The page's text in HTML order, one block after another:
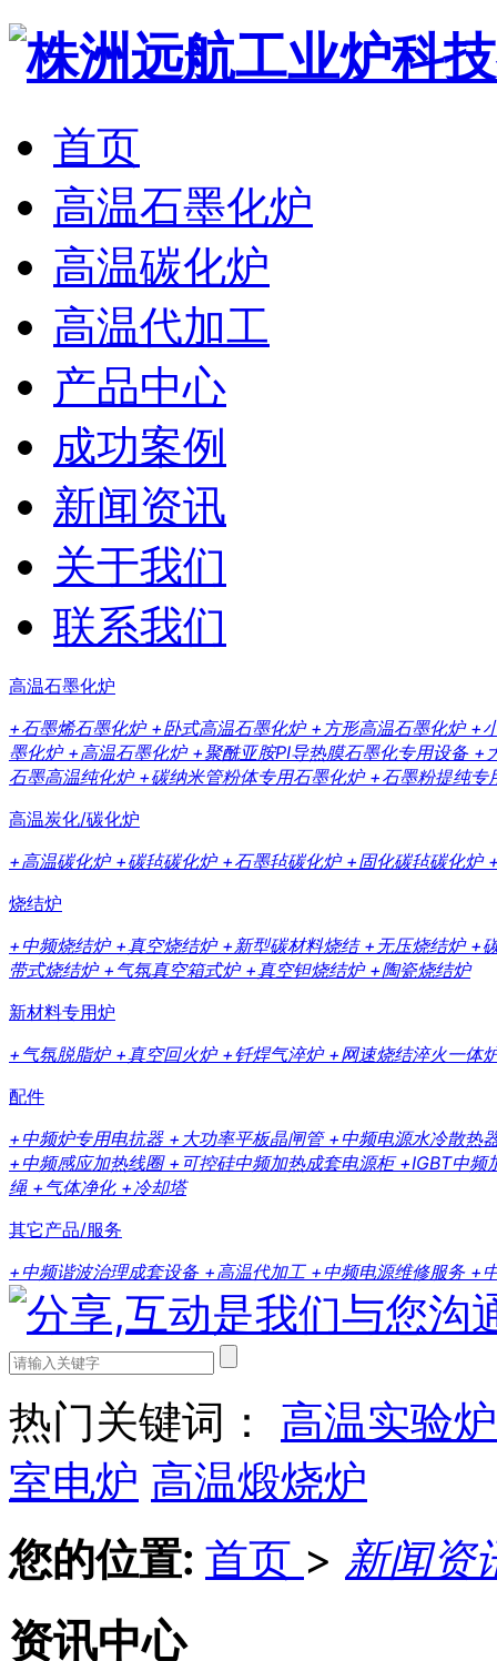
首页
高温石墨化炉
高温碳化炉
高温代加工
产品中心
成功案例
新闻资讯
关于我们
联系我们
高温石墨化炉
+石墨烯石墨化炉 +卧式高温石墨化炉 +方形高温石墨化炉 +
墨化炉 +高温石墨化炉 +聚酰亚胺PI导热膜石墨化专用设备 +
石墨高温纯化炉 +碳纳米管粉体专用石墨化炉 +石墨粉提纯专
高温炭化/碳化炉
+高温碳化炉 +碳毡碳化炉 +石墨毡碳化炉 +固化碳毡碳化炉
烧结炉
+中频烧结炉 +真空烧结炉 +新型碳材料烧结 +无压烧结炉 +
带式烧结炉 +气氛真空箱式炉 +真空钽烧结炉 +陶瓷烧结炉
新材料专用炉
+气氛脱脂炉 +真空回火炉 +钎焊气淬炉 +网速烧结淬火一体
配件
+中频炉专用电抗器 +大功率平板晶闸管 +中频电源水冷散热
+中频感应加热线圈 +可控硅中频加热成套电源柜+IGBT中频
绳 +气体净化 +冷却塔
其它产品/服务
+中频谐波治理成套设备 +高温代加工 +中频电源维修服务 +
热门关键词： 高温实验炉
室电炉 高温煅烧炉
您的位置: 首页 > 新闻资
资讯中心